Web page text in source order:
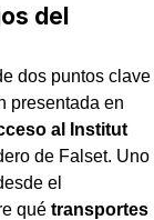
del
dos puntos clave
presentada en
al Institut
de Falset. Uno
el
qué transportes